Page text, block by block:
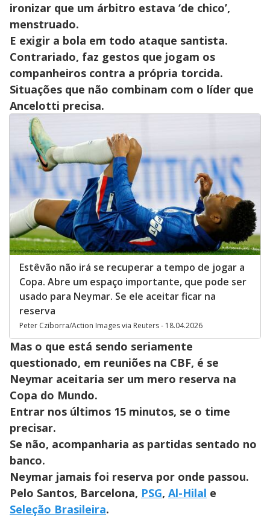
ironizar que um árbitro estava ‘de chico’,
menstruado.
E exigir a bola em todo ataque santista.
Contrariado, faz gestos que jogam os
companheiros contra a própria torcida.
Situações que não combinam com o líder que
Ancelotti precisa.
Estêvão não irá se recuperar a tempo de jogar a
Copa. Abre um espaço importante, que pode ser
usado para Neymar. Se ele aceitar ficar na
reserva
Peter Cziborra/Action Images via Reuters - 18.04.2026
Mas o que está sendo seriamente
questionado, em reuniões na CBF, é se
Neymar aceitaria ser um mero reserva na
Copa do Mundo.
Entrar nos últimos 15 minutos, se o time
precisar.
Se não, acompanharia as partidas sentado no
banco.
Neymar jamais foi reserva por onde passou.
Pelo Santos, Barcelona, PSG, Al-Hilal e
Seleção Brasileira.